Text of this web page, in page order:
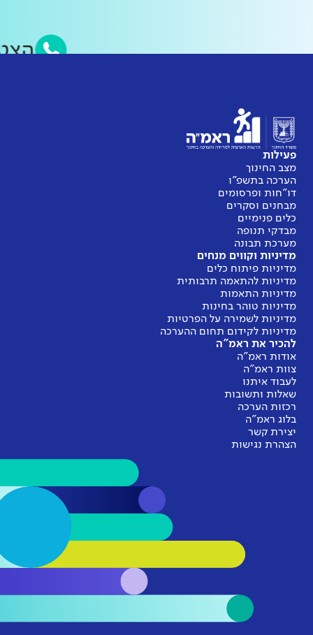
פעילות
מצב החינוך
הערכה בתשפ"ו
דו"חות ופרסומים
מבחנים וסקרים
כלים פנימיים
מבדקי תנופה
מערכת תבונה
מדיניות וקווים מנחים
מדיניות פיתוח כלים
מדיניות להתאמה תרבותית
מדיניות התאמות
מדיניות טוהר בחינות
מדיניות לשמירה על הפרטיות
מדיניות לקידום תחום ההערכה
להכיר את ראמ"ה
אודות ראמ"ה
צוות ראמ"ה
לעבוד איתנו
שאלות ותשובות
רכזות הערכה
בלוג ראמ"ה
יצירת קשר
הצהרת נגישות